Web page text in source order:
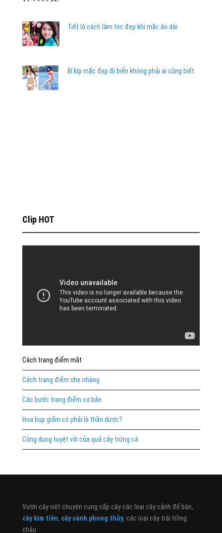
Tiết lộ cách làm tóc đẹp khi mặc áo dài
Bí kíp mặc đẹp đi biển không phải ai cũng biết
Clip HOT
Cách trang điểm mắt
Cách trang điểm nhẹ nhàng
Các bước trang điểm cơ bản
Hoa bụp giấm có phải là thần dược?
Công dụng tuyệt vời của quả cây trứng cá
Vườn cây việt chuyên cung cấp cây các loại cây cảnh để bàn,
cây kim tiền, cây cảnh phong thủy, các loại cây trái trồng
chậu